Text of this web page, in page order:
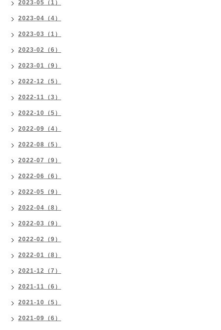
2023-05（1）
2023-04（4）
2023-03（1）
2023-02（6）
2023-01（9）
2022-12（5）
2022-11（3）
2022-10（5）
2022-09（4）
2022-08（5）
2022-07（9）
2022-06（6）
2022-05（9）
2022-04（8）
2022-03（9）
2022-02（9）
2022-01（8）
2021-12（7）
2021-11（6）
2021-10（5）
2021-09（6）